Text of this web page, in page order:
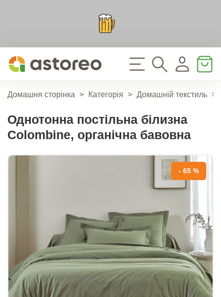
Домашня сторінка > Категорія > Домашній текстиль >
Однотонна постільна білизна
Colombine, органічна бавовна
- 65 %